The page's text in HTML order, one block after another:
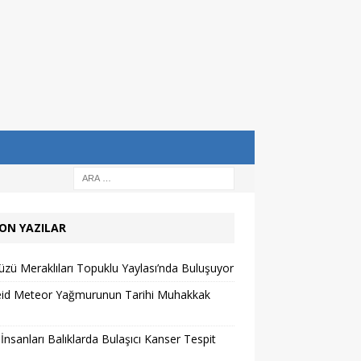
YAZILAR
Meraklıları Topuklu Yaylası’nda Buluşuyor
Meteor Yağmurunun Tarihi Muhakkak
Balıklarda Bulaşıcı Kanser Tespit